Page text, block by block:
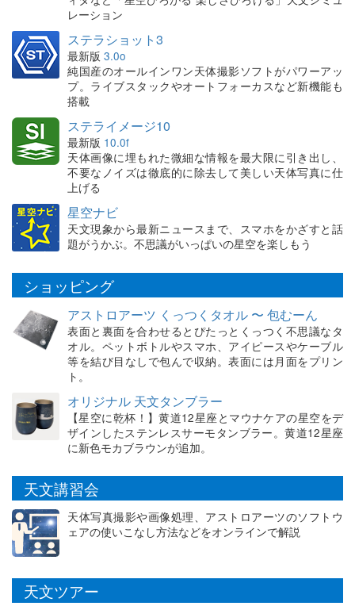
レーション
ステラショット3
最新版 3.0o
純国産のオールインワン天体撮影ソフトがパワーアッ
プ。ライブスタックやオートフォーカスなど新機能も
搭載
ステライメージ10
最新版 10.0f
天体画像に埋もれた微細な情報を最大限に引き出し、
不要なノイズは徹底的に除去して美しい天体写真に仕
上げる
星空ナビ
天文現象から最新ニュースまで、スマホをかざすと話
題がうかぶ。不思議がいっぱいの星空を楽しもう
ショッピング
アストロアーツ くっつくタオル 〜 包むーん
表面と裏面を合わせるとぴたっとくっつく不思議なタ
オル。ペットボトルやスマホ、アイピースやケーブル
等を結び目なしで包んで収納。表面には月面をプリン
ト。
オリジナル 天文タンブラー
【星空に乾杯！】黄道12星座とマウナケアの星空をデ
ザインしたステンレスサーモタンブラー。黄道12星座
に新色モカブラウンが追加。
天文講習会
天体写真撮影や画像処理、アストロアーツのソフトウ
ェアの使いこなし方法などをオンラインで解説
天文ツアー